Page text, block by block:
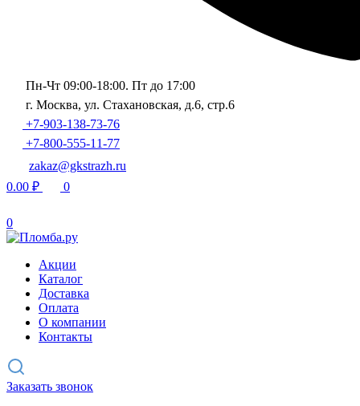
Пн-Чт 09:00-18:00. Пт до 17:00
г. Москва, ул. Стахановская, д.6, стр.6
+7-903-138-73-76
+7-800-555-11-77
zakaz@gkstrazh.ru
0.00 ₽ 0
0
Акции
Каталог
Доставка
Оплата
О компании
Контакты
Заказать звонок